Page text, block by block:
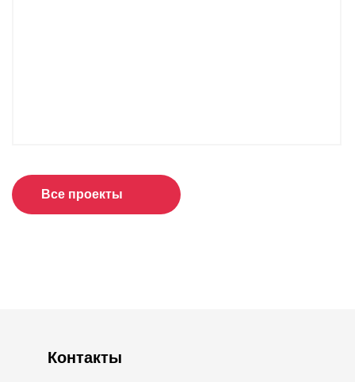
Все проекты
Контакты